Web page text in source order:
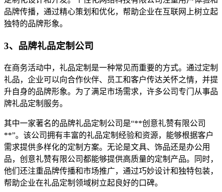
品牌传播，通过精心策划和优化，帮助企业在互联网上树立起
独特的品牌形象。
3、品牌礼品定制公司
在商务活动中，礼品定制是一种常见而重要的方式。通过定制
礼品，企业可以向合作伙伴、员工和客户传达关怀之情，并提
升自身的品牌形象。为了满足市场需求，许多公司专门从事品
牌礼品定制服务。
其中一家著名的品牌礼品定制公司是“**创意礼赞有限公司
**”。该公司拥有丰富的礼品定制经验和资源，能够根据客户
需求提供多样化的定制方案。无论是文具、饰品还是办公用
品，创意礼赞有限公司都能够提供高质量的定制产品。同时，
他们还注重品牌传播和市场推广，通过巧妙设计和独特包装，
帮助企业在礼品定制领域树立起良好的口碑。